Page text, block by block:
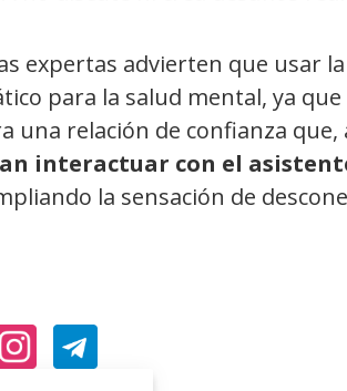
expertas advierten que usar
para la salud mental, ya
una relación de confianza
interactuar con el
la sensación de